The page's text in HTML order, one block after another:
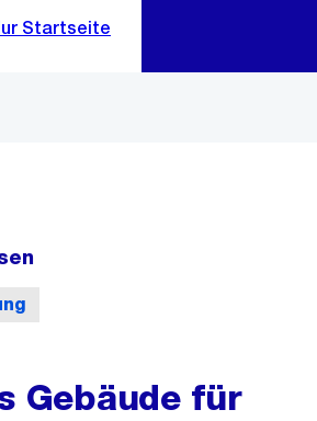
Gebäude für